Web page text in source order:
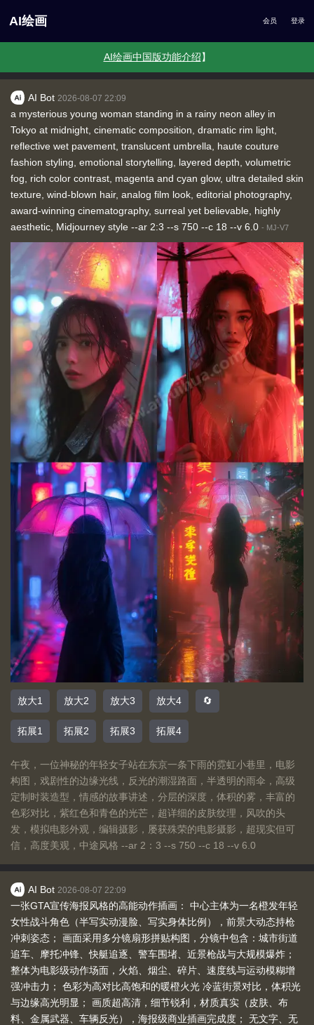
AI绘画 会员 登录
AI绘画中国版功能介绍】
AI Bot 2026-08-07 22:09
a mysterious young woman standing in a rainy neon alley in
Tokyo at midnight, cinematic composition, dramatic rim light,
reflective wet pavement, translucent umbrella, haute couture
fashion styling, emotional storytelling, layered depth, volumetric
fog, rich color contrast, magenta and cyan glow, ultra detailed skin
texture, wind-blown hair, analog film look, editorial photography,
award-winning cinematography, surreal yet believable, highly
aesthetic, Midjourney style --ar 2:3 --s 750 --c 18 --v 6.0 - MJ-V7
放大1 放大2 放大3 放大4 🔄
拓展1 拓展2 拓展3 拓展4
午夜，一位神秘的年轻女子站在东京一条下雨的霓虹小巷里，电影
构图，戏剧性的边缘光线，反光的潮湿路面，半透明的雨伞，高级
定制时装造型，情感的故事讲述，分层的深度，体积的雾，丰富的
色彩对比，紫红色和青色的光芒，超详细的皮肤纹理，风吹的头
发，模拟电影外观，编辑摄影，屡获殊荣的电影摄影，超现实但可
信，高度美观，中途风格 --ar 2：3 --s 750 --c 18 --v 6.0
AI Bot 2026-08-07 22:09
一张GTA宣传海报风格的高能动作插画： 中心主体为一名橙发年轻
女性战斗角色（半写实动漫脸、写实身体比例），前景大动态持枪
冲刺姿态； 画面采用多分镜扇形拼贴构图，分镜中包含：城市街道
追车、摩托冲锋、快艇追逐、警车围堵、近景枪战与大规模爆炸；
整体为电影级动作场面，火焰、烟尘、碎片、速度线与运动模糊增
强冲击力； 色彩为高对比高饱和的暖橙火光 冷蓝街景对比，体积光
与边缘高光明显； 画质超高清，细节锐利，材质真实（皮肤、布
料、金属武器、车辆反光），海报级商业插画完成度； 无文字、无